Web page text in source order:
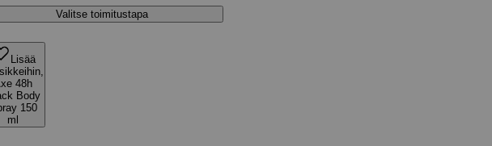
Valitse toimitustapa
Lisää
48h
Body
150
ml